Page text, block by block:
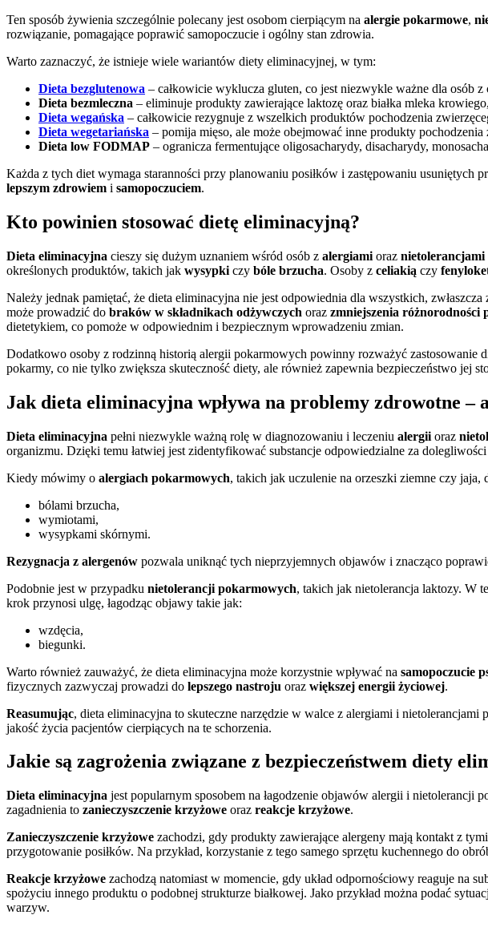
Ten sposób żywienia szczególnie polecany jest osobom cierpiącym na alergie pokarmowe,
rozwiązanie, pomagające poprawić samopoczucie i ogólny stan zdrowia.
Warto zaznaczyć, że istnieje wiele wariantów diety eliminacyjnej, w tym:
Dieta bezglutenowa – całkowicie wyklucza gluten, co jest niezwykle ważne dla osób
Dieta bezmleczna – eliminuje produkty zawierające laktozę oraz białka mleka
Dieta wegańska – całkowicie rezygnuje z wszelkich produktów pochodzenia
Dieta wegetariańska – pomija mięso, ale może obejmować inne produkty pochodzenia
Dieta low FODMAP – ogranicza fermentujące oligosacharydy, disacharydy,
Każda z tych diet wymaga staranności przy planowaniu posiłków i zastępowaniu
lepszym zdrowiem i samopoczuciem.
Kto powinien stosować dietę eliminacyjną?
Dieta eliminacyjna cieszy się dużym uznaniem wśród osób z alergiami oraz
określonych produktów, takich jak wysypki czy bóle brzucha. Osoby z celiakią czy
Należy jednak pamiętać, że dieta eliminacyjna nie jest odpowiednia dla wszystkich,
może prowadzić do braków w składnikach odżywczych oraz zmniejszenia różnorodności
dietetykiem, co pomoże w odpowiednim i bezpiecznym wprowadzeniu zmian.
Dodatkowo osoby z rodzinną historią alergii pokarmowych powinny rozważyć
pokarmy, co nie tylko zwiększa skuteczność diety, ale również zapewnia bezpieczeństwo jej
Jak dieta eliminacyjna wpływa na problemy zdrowotne –
Dieta eliminacyjna pełni niezwykle ważną rolę w diagnozowaniu i leczeniu alergii oraz
organizmu. Dzięki temu łatwiej jest zidentyfikować substancje odpowiedzialne za
Kiedy mówimy o alergiach pokarmowych, takich jak uczulenie na orzeszki ziemne czy
bólami brzucha,
wymiotami,
wysypkami skórnymi.
Rezygnacja z alergenów pozwala uniknąć tych nieprzyjemnych objawów i znacząco
Podobnie jest w przypadku nietolerancji pokarmowych, takich jak nietolerancja laktozy. W
krok przynosi ulgę, łagodząc objawy takie jak:
wzdęcia,
biegunki.
Warto również zauważyć, że dieta eliminacyjna może korzystnie wpływać na samopoczucie
fizycznych zazwyczaj prowadzi do lepszego nastroju oraz większej energii życiowej.
Reasumując, dieta eliminacyjna to skuteczne narzędzie w walce z alergiami i
jakość życia pacjentów cierpiących na te schorzenia.
Jakie są zagrożenia związane z bezpieczeństwem diety
Dieta eliminacyjna jest popularnym sposobem na łagodzenie objawów alergii i
zagadnienia to zanieczyszczenie krzyżowe oraz reakcje krzyżowe.
Zanieczyszczenie krzyżowe zachodzi, gdy produkty zawierające alergeny mają kontakt z
przygotowanie posiłków. Na przykład, korzystanie z tego samego sprzętu kuchennego do
Reakcje krzyżowe zachodzą natomiast w momencie, gdy układ odpornościowy reaguje na
spożyciu innego produktu o podobnej strukturze białkowej. Jako przykład można podać
warzyw.